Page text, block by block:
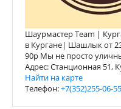
Шаурмастер Team |
в Кургане| Шашлык от
90р Мы не просто
Адрес: Станционная 51,
Найти на карте
Телефон:+7(352)255-06-55